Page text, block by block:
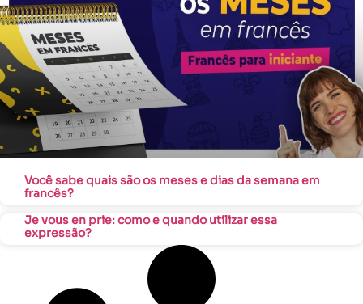
Você sabe quais são os meses e dias da semana em
francês?
Je vous en prie: como e quando utilizar essa
expressão?